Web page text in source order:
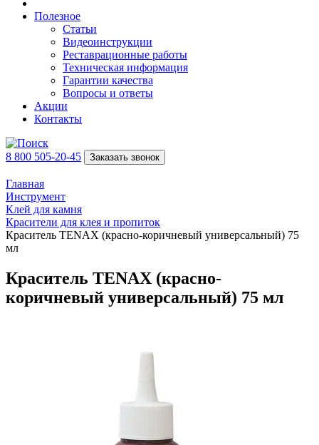
Полезное
Статьи
Видеоинструкции
Реставрационные работы
Техническая информация
Гарантии качества
Вопросы и ответы
Акции
Контакты
8 800 505-20-45 Заказать звонок
Главная
Инструмент
Клей для камня
Красители для клея и пропиток
Краситель TENAX (красно-коричневый универсальный) 75
мл
Краситель TENAX (красно-
коричневый универсальный) 75 мл